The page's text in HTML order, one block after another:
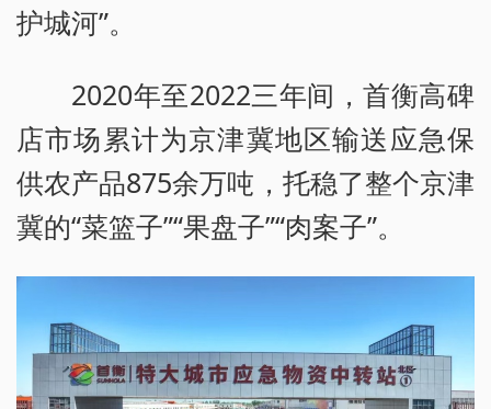
护城河”。
2020年至2022三年间，首衡高碑
店市场累计为京津冀地区输送应急保
供农产品875余万吨，托稳了整个京津
冀的“菜篮子”“果盘子”“肉案子”。